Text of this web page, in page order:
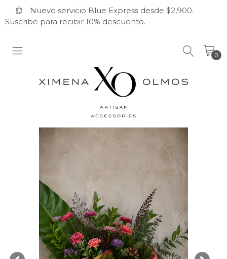
Nuevo servicio Blue Express desde $2,900.
Suscribe para recibir 10% descuento.
0